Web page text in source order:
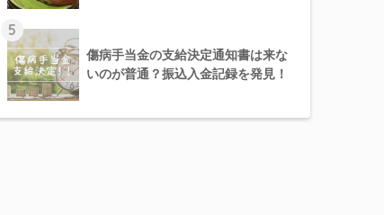
5
傷病手当金の支給決定通知書は来な
いのが普通？振込入金記録を発見！